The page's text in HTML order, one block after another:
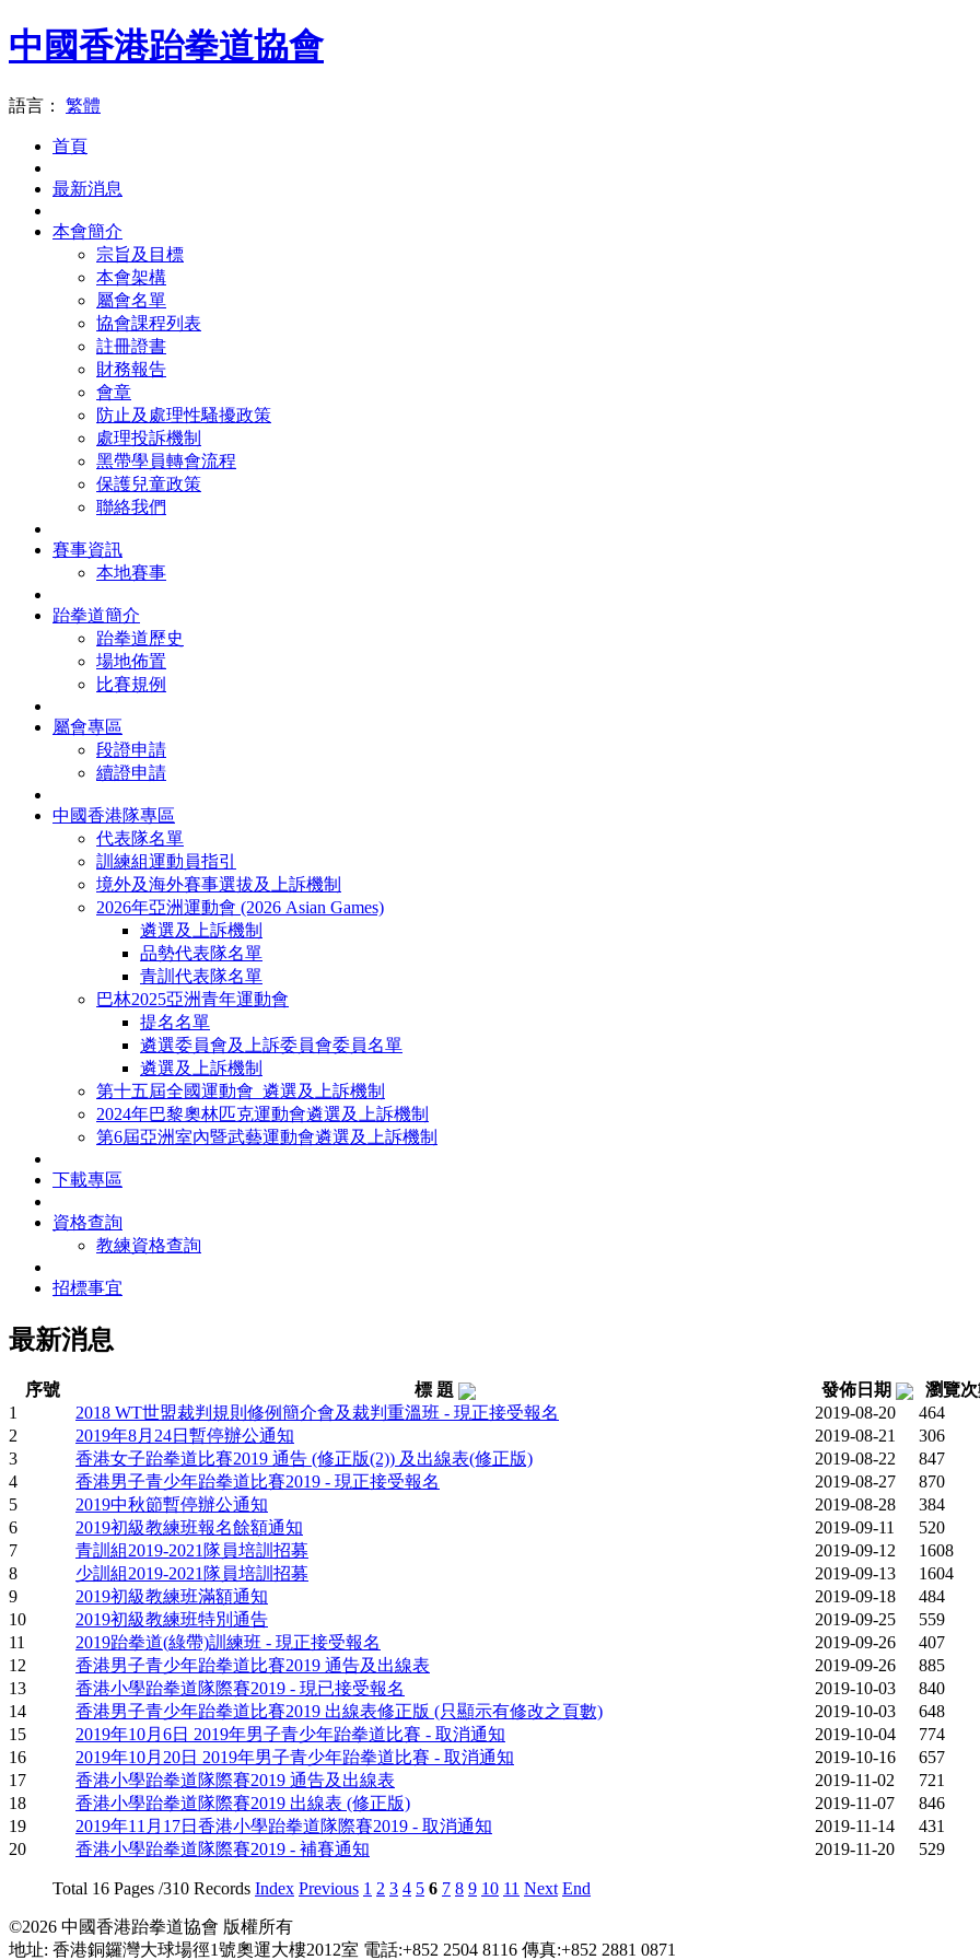
中國香港跆拳道協會
語言： 繁體
首頁
最新消息
本會簡介
宗旨及目標
本會架構
屬會名單
協會課程列表
註冊證書
財務報告
會章
防止及處理性騷擾政策
處理投訴機制
黑帶學員轉會流程
保護兒童政策
聯絡我們
賽事資訊
本地賽事
跆拳道簡介
跆拳道歷史
場地佈置
比賽規例
屬會專區
段證申請
續證申請
中國香港隊專區
代表隊名單
訓練組運動員指引
境外及海外賽事選拔及上訴機制
2026年亞洲運動會 (2026 Asian Games)
遴選及上訴機制
品勢代表隊名單
青訓代表隊名單
巴林2025亞洲青年運動會
提名名單
遴選委員會及上訴委員會委員名單
遴選及上訴機制
第十五屆全國運動會_遴選及上訴機制
2024年巴黎奧林匹克運動會遴選及上訴機制
第6屆亞洲室內暨武藝運動會遴選及上訴機制
下載專區
資格查詢
教練資格查詢
招標事宜
最新消息
序號 標 題 發佈日期
瀏覽
1
2018 WT世盟裁判規則修例簡介會及裁判重溫班 - 現正接受報名 2019-08-20
464
2
2019年8月24日暫停辦公通知 2019-08-21
306
3
香港女子跆拳道比賽2019 通告 (修正版(2)) 及出線表(修正版) 2019-08-22
847
4
香港男子青少年跆拳道比賽2019 - 現正接受報名 2019-08-27
870
5
2019中秋節暫停辦公通知 2019-08-28
384
6
2019初級教練班報名餘額通知 2019-09-11
520
7
青訓組2019-2021隊員培訓招募 2019-09-12
1608
8
少訓組2019-2021隊員培訓招募 2019-09-13
1604
9
2019初級教練班滿額通知 2019-09-18
484
10
2019初級教練班特別通告 2019-09-25
559
11
2019跆拳道(綠帶)訓練班 - 現正接受報名 2019-09-26
407
12
香港男子青少年跆拳道比賽2019 通告及出線表 2019-09-26
885
13
香港小學跆拳道隊際賽2019 - 現已接受報名 2019-10-03
840
14
香港男子青少年跆拳道比賽2019 出線表修正版 (只顯示有修改之頁數) 2019-10-03
648
15
2019年10月6日 2019年男子青少年跆拳道比賽 - 取消通知 2019-10-04
774
16
2019年10月20日 2019年男子青少年跆拳道比賽 - 取消通知 2019-10-16
657
17
香港小學跆拳道隊際賽2019 通告及出線表 2019-11-02
721
18
香港小學跆拳道隊際賽2019 出線表 (修正版) 2019-11-07
846
19
2019年11月17日香港小學跆拳道隊際賽2019 - 取消通知 2019-11-14
431
20
香港小學跆拳道隊際賽2019 - 補賽通知 2019-11-20 529
Total 16 Pages /310 Records Index Previous 1 2 3 4 5 6 7 8 9 10 11 Next End
©2026 中國香港跆拳道協會 版權所有
地址: 香港銅鑼灣大球場徑1號奧運大樓2012室 電話:+852 2504 8116 傳真:+852 2881 0871